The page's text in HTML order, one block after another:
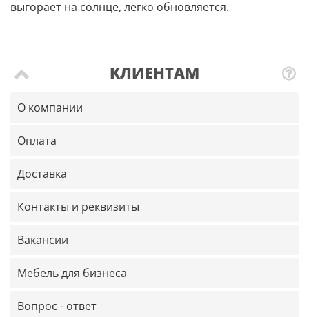
выгорает на солнце, легко обновляется.
КЛИЕНТАМ
О компании
Оплата
Доставка
Контакты и реквизиты
Вакансии
Мебель для бизнеса
Вопрос - ответ